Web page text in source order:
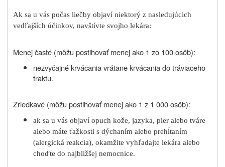
Ak sa u vás počas liečby objaví niektorý z nasledujúcich
vedľajších účinkov, navštívte svojho lekára:
Menej časté (môžu postihovať menej ako 1 zo 100 osôb):
nezvyčajné krvácania vrátane krvácania do tráviaceho
traktu.
Zriedkavé (môžu postihovať menej ako 1 z 1 000 osôb):
ak sa u vás objaví opuch kože, jazyka, pier alebo tváre
alebo máte ťažkosti s dýchaním alebo prehĺtaním
(alergická reakcia), okamžite vyhľadajte lekára alebo
choďte do najbližšej nemocnice.